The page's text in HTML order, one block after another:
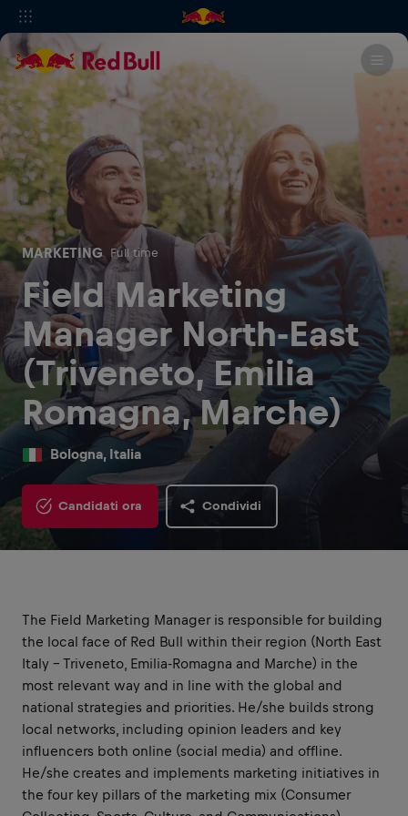
MARKETING Full time
Field Marketing
Manager North-East
(Triveneto, Emilia
Romagna, Marche)
Bologna, Italia
Candidati ora Condividi
The Field Marketing Manager is responsible for building
the local face of Red Bull within their region (North East
Italy – Triveneto, Emilia-Romagna and Marche) in the
most relevant way and in line with the global and
national strategies and priorities. He/she builds strong
local networks, including opinion leaders and key
influencers both online (social media) and offline.
He/she creates and implements marketing initiatives in
the four key pillars of the marketing mix (Consumer